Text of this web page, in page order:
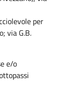
per
via G.B.
e/o